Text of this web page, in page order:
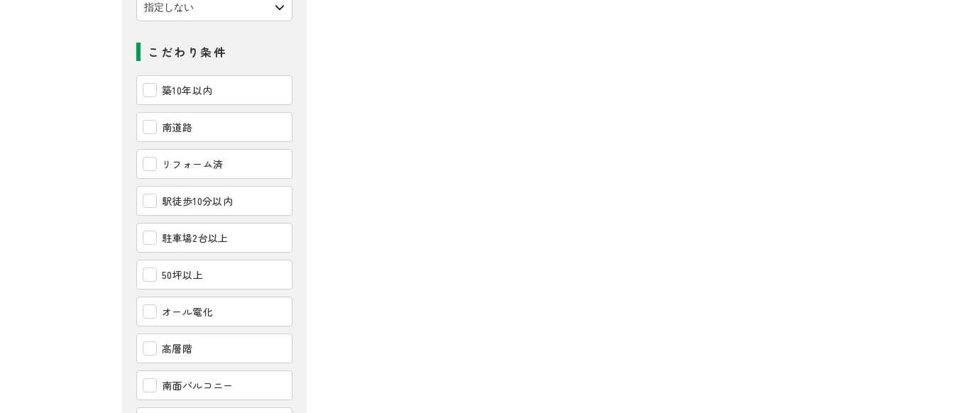
こだわり条件
築10年以内
南道路
リフォーム済
駅徒歩10分以内
駐車場2台以上
50坪以上
オール電化
高層階
南面バルコニー